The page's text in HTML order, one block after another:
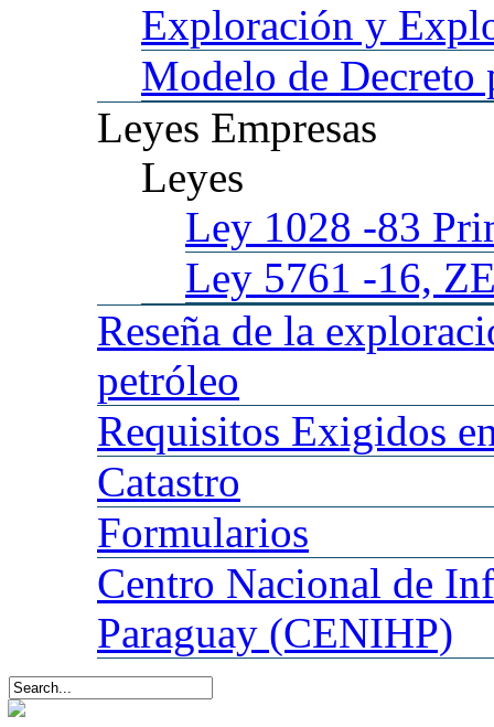
Exploración y
Modelo de Decreto
Leyes Empresas
Leyes
Ley 1028 -83
Ley 5761 -16,
Reseña de la
petróleo
Requisitos Exigidos
Catastro
Formularios
Centro Nacional de
Paraguay (CENIHP)